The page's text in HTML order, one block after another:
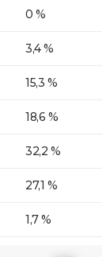
0 %
3,4 %
15,3 %
18,6 %
32,2 %
27,1 %
1,7 %